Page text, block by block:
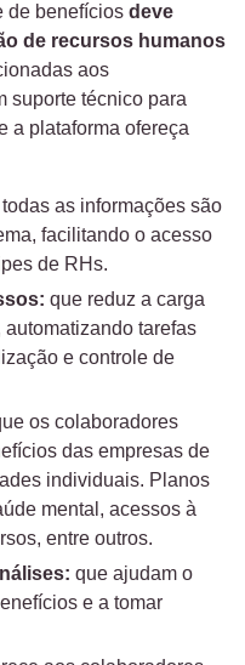
de benefícios deve
de recursos humanos
aos
suporte técnico para
a plataforma ofereça
todas as informações são
facilitando o acesso
de RHs.
que reduz a carga
tarefas
e controle de
os colaboradores
das empresas de
individuais. Planos
mental, acessos à
entre outros.
que ajudam o
e a tomar